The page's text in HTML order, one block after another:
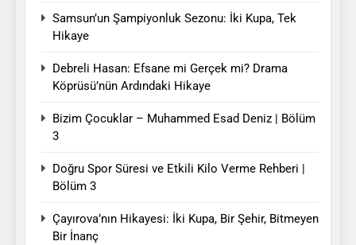
Samsun’un Şampiyonluk Sezonu: İki Kupa, Tek
Hikaye
Debreli Hasan: Efsane mi Gerçek mi? Drama
Köprüsü’nün Ardındaki Hikaye
Bizim Çocuklar – Muhammed Esad Deniz | Bölüm
3
Doğru Spor Süresi ve Etkili Kilo Verme Rehberi |
Bölüm 3
Çayırova’nın Hikayesi: İki Kupa, Bir Şehir, Bitmeyen
Bir İnanç